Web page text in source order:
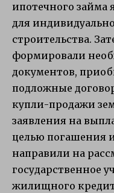
ипотечного займа
для
строительства.
формировали
документов,
подложные
купли-продажи
заявления на
целью погашения
направили на
государственное
жилищного